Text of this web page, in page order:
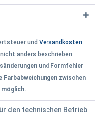
und Versandkosten
anders beschrieben
und Formfehler
zwischen
den technischen Betrieb